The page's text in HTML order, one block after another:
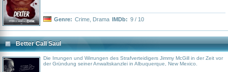
Genre: Crime Drama IMDb: 9 / 10
Better Call Saul
Die Irrungen und Wirrungen des Strafverteidigers Jimmy McGill in der Zeit vor
der Gründung seiner Anwaltskanzlei in Albuquerque, New Mexico.